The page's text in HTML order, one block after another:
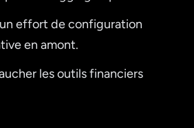
effort de configuration
en amont.
les outils financiers